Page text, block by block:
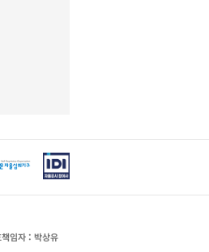
임자 : 박상유